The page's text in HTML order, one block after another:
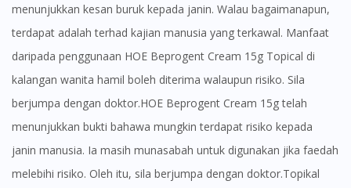
menunjukkan kesan buruk kepada janin. Walau bagaimanapun,
terdapat adalah terhad kajian manusia yang terkawal. Manfaat
daripada penggunaan HOE Beprogent Cream 15g Topical di
kalangan wanita hamil boleh diterima walaupun risiko. Sila
berjumpa dengan doktor.HOE Beprogent Cream 15g telah
menunjukkan bukti bahawa mungkin terdapat risiko kepada
janin manusia. Ia masih munasabah untuk digunakan jika faedah
melebihi risiko. Oleh itu, sila berjumpa dengan doktor.Topikal